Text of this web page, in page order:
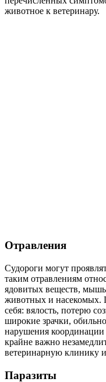
животное к ветеринару.
Отравления
Судороги могут
таким отравлениям
ядовитых веществ,
животных и насекомых.
себя: вялость, потерю
широкие зрачки,
нарушения
крайне важно
ветеринарную клинику
Паразиты